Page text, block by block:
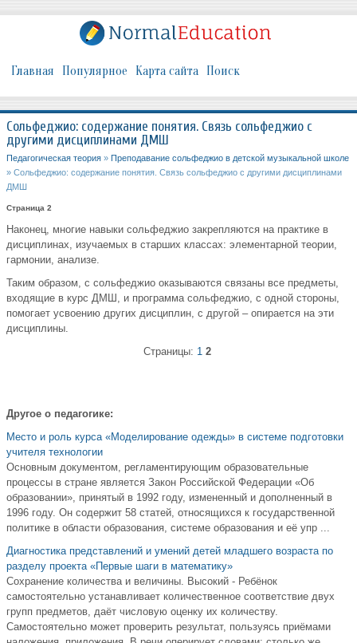
Главная Популярное Карта сайта Поиск
Сольфеджио: содержание понятия. Связь сольфеджио с
другими дисциплинами ДМШ
Педагогическая теория » Преподавание сольфеджио в детской музыкальной школе
» Сольфеджио: содержание понятия. Связь сольфеджио с другими дисциплинами
ДМШ
Страница 2
Наконец, многие навыки сольфеджио закрепляются на практике в
дисциплинах, изучаемых в старших классах: элементарной теории,
гармонии, анализе.
Таким образом, с сольфеджио оказываются связаны все предметы,
входящие в курс ДМШ, и программа сольфеджио, с одной стороны,
помогает усвоению других дисциплин, с другой – опирается на эти
дисциплины.
Страницы: 1 2
Другое о педагогике:
Место и роль курса «Моделирование одежды» в системе подготовки
учителя технологии
Основным документом, регламентирующим образовательные
процессы в стране является Закон Российской Федерации «Об
образовании», принятый в 1992 году, измененный и дополненный в
1996 году. Он содержит 58 статей, относящихся к государственной
политике в области образования, системе образования и её упр ...
Диагностика представлений и умений детей младшего возраста по
разделу проекта «Первые шаги в математику»
Сохранение количества и величины. Высокий - Ребёнок
самостоятельно устанавливает количественное соответствие двух
групп предметов, даёт числовую оценку их количеству.
Самостоятельно может проверить результат, пользуясь приёмами